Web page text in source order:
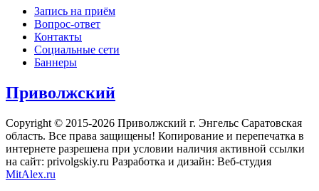
Запись на приём
Вопрос-ответ
Контакты
Социальные сети
Баннеры
Приволжский
Copyright © 2015-2026 Приволжский г. Энгельс Саратовская
область. Все права защищены! Копирование и перепечатка в
интернете разрешена при условии наличия активной ссылки
на сайт: privolgskiy.ru Разработка и дизайн: Веб-студия
MitAlex.ru